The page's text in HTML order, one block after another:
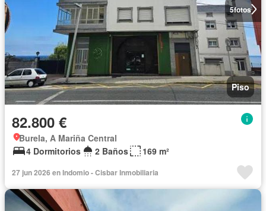
5fotos
Piso
82.800 €
Burela, A Mariña Central
4 Dormitorios
2 Baños 169 m²
27 jun 2026 en Indomio - Cisbar Inmobiliaria